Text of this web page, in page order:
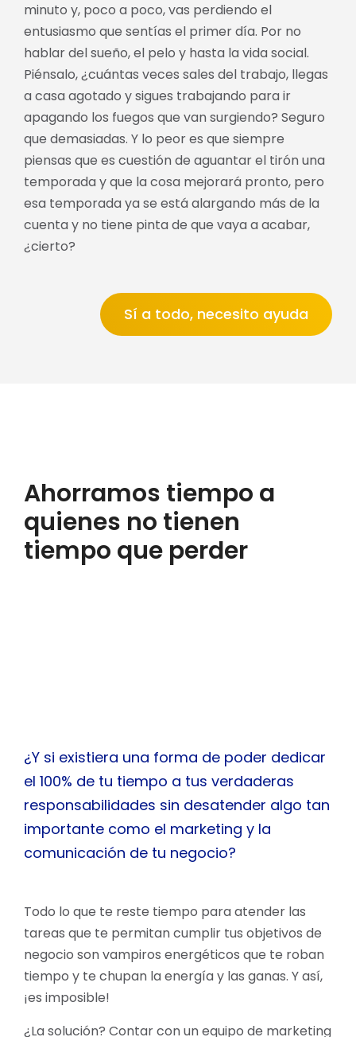
minuto y, poco a poco, vas perdiendo el
entusiasmo que sentías el primer día. Por no
hablar del sueño, el pelo y hasta la vida social.
Piénsalo, ¿cuántas veces sales del trabajo, llegas
a casa agotado y sigues trabajando para ir
apagando los fuegos que van surgiendo? Seguro
que demasiadas. Y lo peor es que siempre
piensas que es cuestión de aguantar el tirón una
temporada y que la cosa mejorará pronto, pero
esa temporada ya se está alargando más de la
cuenta y no tiene pinta de que vaya a acabar,
¿cierto?
Sí a todo, necesito ayuda
Ahorramos tiempo a
quienes no tienen
tiempo que perder
¿Y si existiera una forma de poder dedicar
el 100% de tu tiempo a tus verdaderas
responsabilidades sin desatender algo tan
importante como el marketing y la
comunicación de tu negocio?
Todo lo que te reste tiempo para atender las
tareas que te permitan cumplir tus objetivos de
negocio son vampiros energéticos que te roban
tiempo y te chupan la energía y las ganas. Y así,
¡es imposible!
¿La solución? Contar con un equipo de marketing